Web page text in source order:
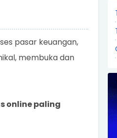
pasar keuangan,
membuka dan
online paling